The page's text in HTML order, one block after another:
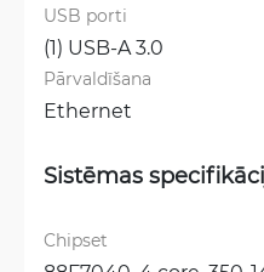
USB porti
(1) USB-A 3.0
Pārvaldīšana
Ethernet
Sistēmas
Chipset